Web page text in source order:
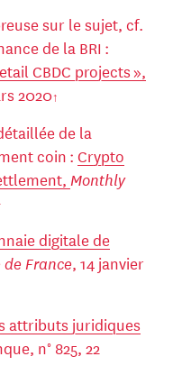
sur le sujet, cf.
de la BRI :
CBDC projects »,
2020
de la
coin : Crypto
Monthly
digitale de
France, 14 janvier
attributs juridiques
n° 825, 22